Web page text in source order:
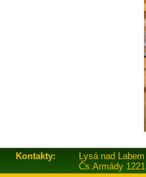
Kontakty: Lysá nad Labem
Čs.Armády 1221